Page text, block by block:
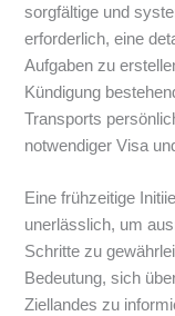
sorgfältige und
erforderlich, eine
Aufgaben zu
Kündigung
Transports
notwendiger Visa
Eine frühzeitige
unerlässlich, um
Schritte zu
Bedeutung, sich
Ziellandes zu